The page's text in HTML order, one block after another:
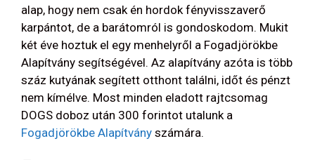
alap, hogy nem csak én hordok fényvisszaverő
karpántot, de a barátomról is gondoskodom. Mukit
két éve hoztuk el egy menhelyről a Fogadjörökbe
Alapítvány segítségével. Az alapítvány azóta is több
száz kutyának segített otthont találni, időt és pénzt
nem kímélve. Most minden eladott rajtcsomag
DOGS doboz után 300 forintot utalunk a
Fogadjörökbe Alapítvány számára.